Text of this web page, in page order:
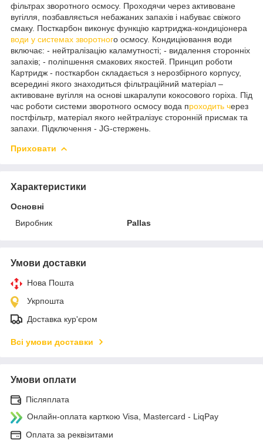
фільтрах зворотного осмосу. Проходячи через активоване
вугілля, позбавляється небажаних запахів і набуває свіжого
смаку. Посткарбон виконує функцію картриджа-кондиціонера
води у системах зворотного осмосу. Кондиціювання води
включає: - нейтралізацію каламутності; - видалення сторонніх
запахів; - поліпшення смакових якостей. Принцип роботи
Картридж - посткарбон складається з нерозбірного корпусу,
всередині якого знаходиться фільтраційний матеріал –
активоване вугілля на основі шкаралупи кокосового горіха. Під
час роботи системи зворотного осмосу вода проходить через
постфільтр, матеріал якого нейтралізує сторонній присмак та
запахи. Підключення - JG-стержень.
Приховати
Характеристики
Основні
Виробник
Pallas
Умови доставки
Нова Пошта
Укрпошта
Доставка кур'єром
Всі умови доставки
Умови оплати
Післяплата
Онлайн-оплата карткою Visa, Mastercard - LiqPay
Оплата за реквізитами